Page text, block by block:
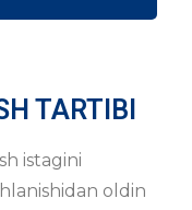
TARTIBI
istagini
oldin